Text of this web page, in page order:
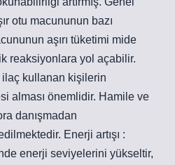
otu macununun bazı
aşırı tüketimi mide
reaksiyonlara yol açabilir.
ilaç kullanan kişilerin
alması önemlidir. Hamile ve
danışmadan
Enerji artışı :
enerji seviyelerini yükseltir,